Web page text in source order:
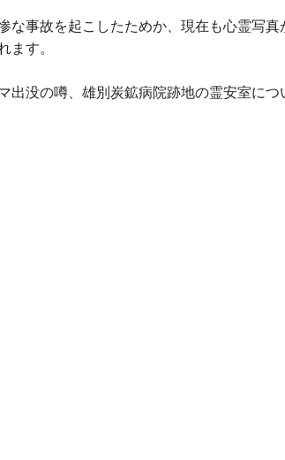
な事故を起こしたためか、現在も心霊写真
ます。
出没の噂、雄別炭鉱病院跡地の霊安室につ